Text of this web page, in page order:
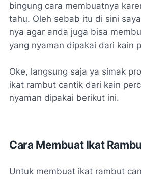
bingung cara membuatnya
tahu. Oleh sebab itu di sini
nya agar anda juga bisa
yang nyaman dipakai dari kain
Oke, langsung saja ya simak
ikat rambut cantik dari kain
nyaman dipakai berikut ini.
Cara Membuat Ikat
Untuk membuat ikat rambut